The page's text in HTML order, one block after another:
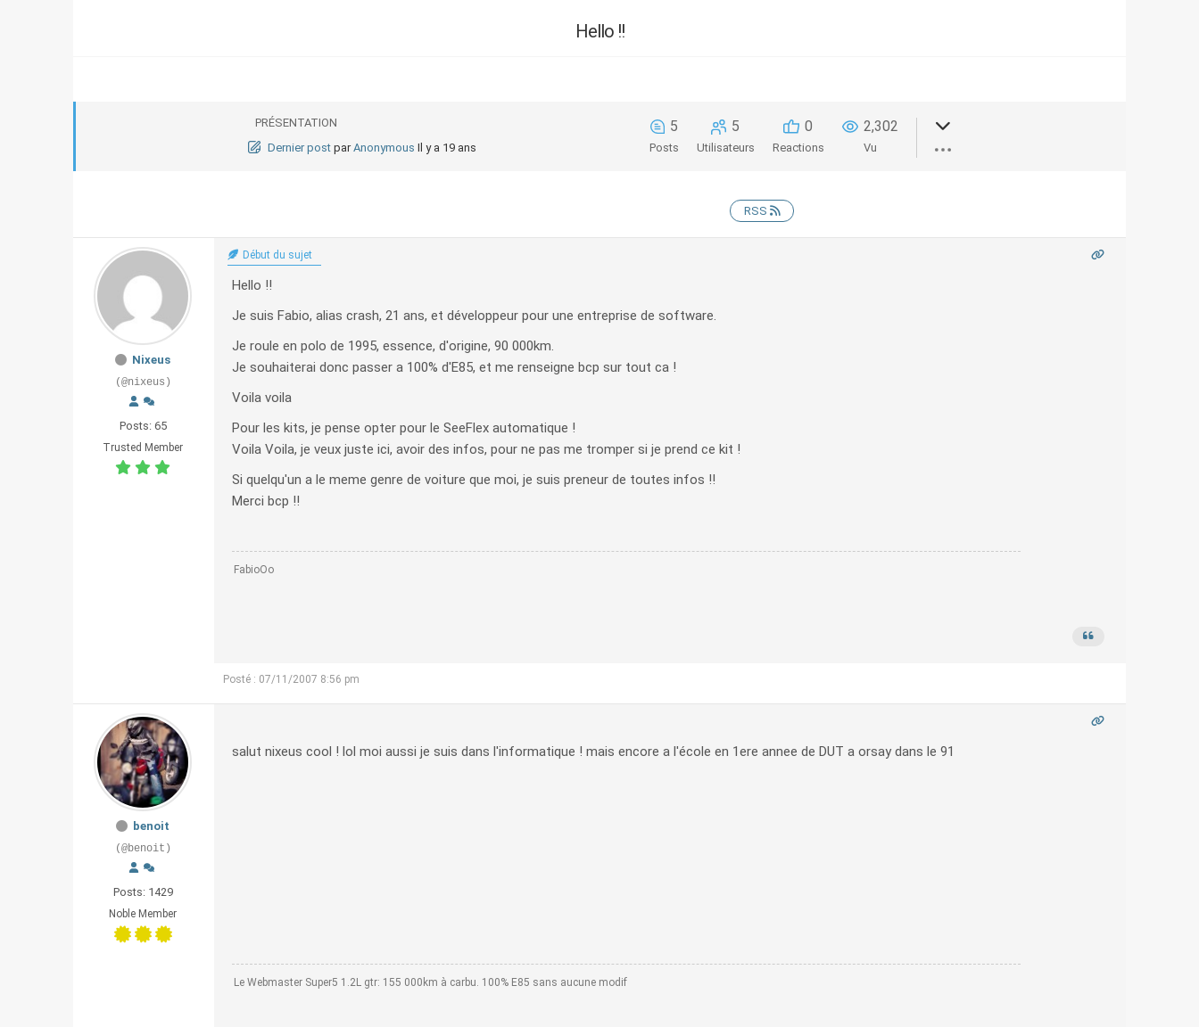
Hello !!
PRÉSENTATION
Dernier post par Anonymous Il y a 19 ans
5
Posts
5
Utilisateurs
0
Reactions
2,302
Vu
RSS
Nixeus
(@nixeus)
Posts: 65
Trusted Member
Début du sujet
Hello !!
Je suis Fabio, alias crash, 21 ans, et développeur pour une entreprise de software.
Je roule en polo de 1995, essence, d'origine, 90 000km.
Je souhaiterai donc passer a 100% d'E85, et me renseigne bcp sur tout ca !
Voila voila
Pour les kits, je pense opter pour le SeeFlex automatique !
Voila Voila, je veux juste ici, avoir des infos, pour ne pas me tromper si je prend ce kit !
Si quelqu'un a le meme genre de voiture que moi, je suis preneur de toutes infos !!
Merci bcp !!
FabioOo
Posté : 07/11/2007 8:56 pm
benoit
(@benoit)
Posts: 1429
Noble Member
salut nixeus cool ! lol moi aussi je suis dans l'informatique ! mais encore a l'école en 1ere annee de DUT a orsay dans le 91
Le Webmaster Super5 1.2L gtr: 155 000km à carbu. 100% E85 sans aucune modif